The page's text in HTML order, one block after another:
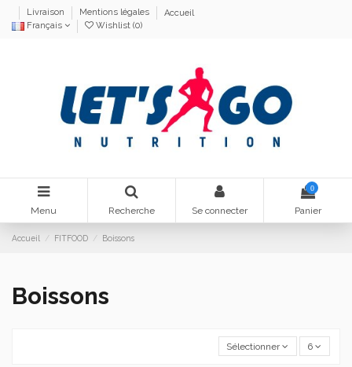
Livraison Mentions légales
Accueil
Français
Wishlist (0)
Menu Recherche Se connecter
0
Panier
Accueil FITFOOD Boissons
Boissons
Sélectionner 6